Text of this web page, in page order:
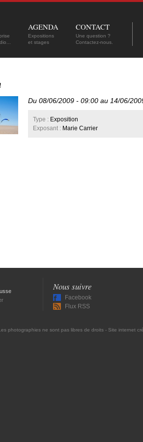
AGENDA
Expositions
et stages
CONTACT
Une question ?
Contactez-nous.
Du 08/06/2009 - 09:00 au 14/06/
Type : Exposition
Exposant : Marie Carrier
Nous suivre
Facebook
Flux RSS
photographies ne sont pas libres de droits - Site internet